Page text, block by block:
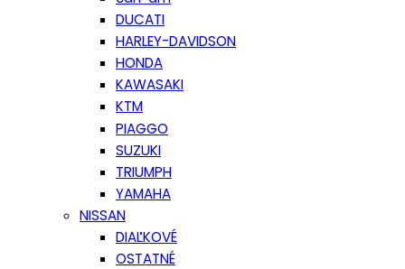
DUCATI
HARLEY-DAVIDSON
HONDA
KAWASAKI
KTM
PIAGGO
SUZUKI
TRIUMPH
YAMAHA
NISSAN
DIAĽKOVÉ
OSTATNÉ